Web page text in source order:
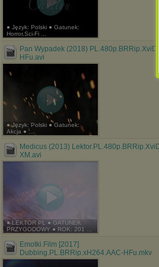
● Język: Polski ● Gatunek:
Horror,Sci-Fi ...
Pan Wypadek (2018)
HFu.avi
● Język: Polski ● Gatunek:
Akcja ● ...
Medicus (2013)
XM.avi
● LEKTOR PL ● GATUNEK
PRZYGODOWY ● ROK: 201 ...
Emotki.Film [2017]
Dubbing.PL.BRRip.xH264.AAC-HFu.mkv